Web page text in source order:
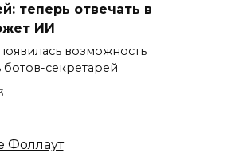
теперь отвечать в
ИИ
возможность
ботов-секретарей